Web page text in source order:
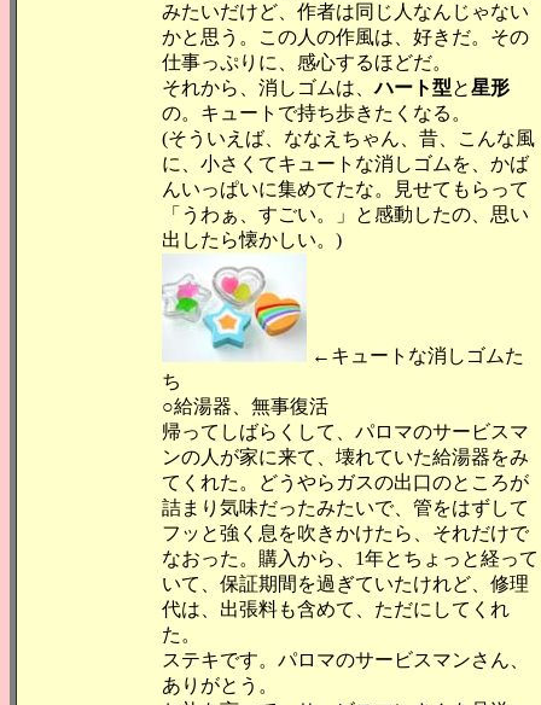
みたいだけど、作者は同じ人なんじゃない
かと思う。この人の作風は、好きだ。その
仕事っぷりに、感心するほどだ。
それから、消しゴムは、ハート型と星形
の。キュートで持ち歩きたくなる。
(そういえば、ななえちゃん、昔、こんな風
に、小さくてキュートな消しゴムを、かば
んいっぱいに集めてたな。見せてもらって
「うわぁ、すごい。」と感動したの、思い
出したら懐かしい。)
←キュートな消しゴムた
ち
○給湯器、無事復活
帰ってしばらくして、パロマのサービスマ
ンの人が家に来て、壊れていた給湯器をみ
てくれた。どうやらガスの出口のところが
詰まり気味だったみたいで、管をはずして
フッと強く息を吹きかけたら、それだけで
なおった。購入から、1年とちょっと経って
いて、保証期間を過ぎていたけれど、修理
代は、出張料も含めて、ただにしてくれ
た。
ステキです。パロマのサービスマンさん、
ありがとう。